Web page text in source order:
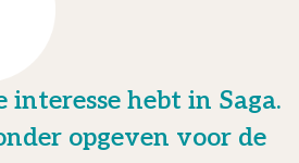
hebt in Saga.
opgeven voor de